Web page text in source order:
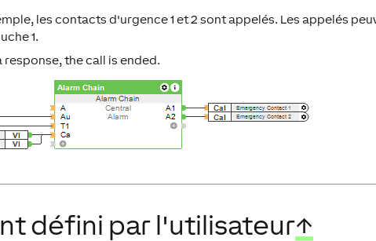
les contacts d'urgence 1 et 2 sont appelés. Les appelés
1.
response, the call is ended.
défini par l'utilisateur↑